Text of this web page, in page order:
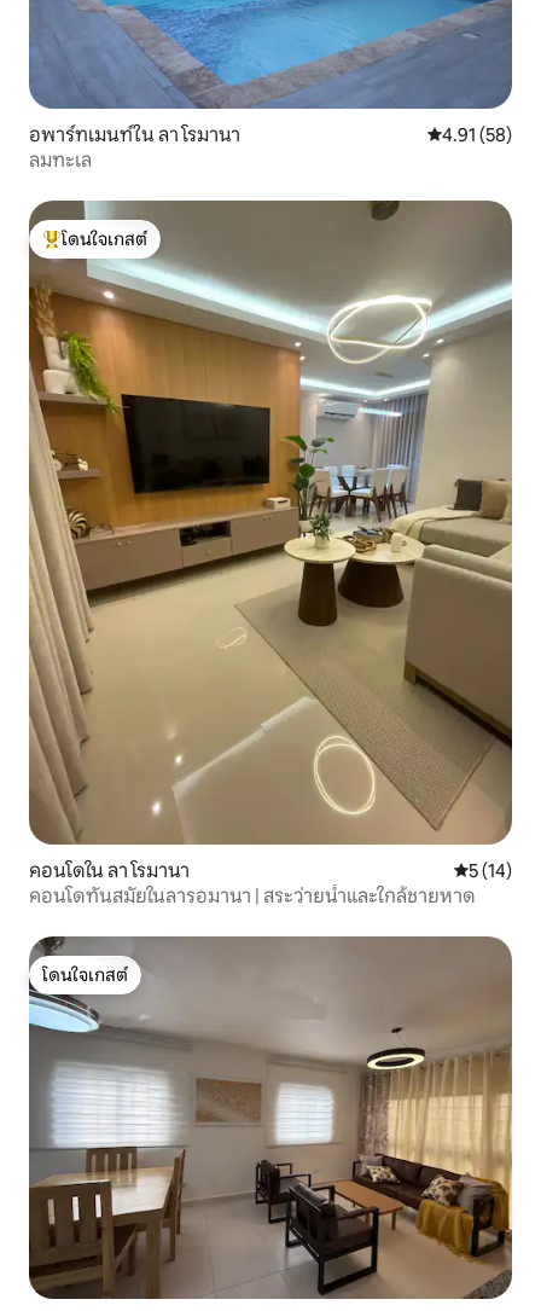
อพาร์ทเมนท์ใน ลา โรมานา คะแนนเฉลี่ย
4.91 (58)
ลมทะเล
โดนใจเกสต์ที่สุด
โดนใจเกสต์
คอนโดใน ลา โรมานา คะแนนเฉลี่
5 (14)
คอนโดทันสมัยในลารอมานา | สระว่ายน้ำและใกล้ชายหาด
โดนใจเกสต์
โดนใจเกสต์